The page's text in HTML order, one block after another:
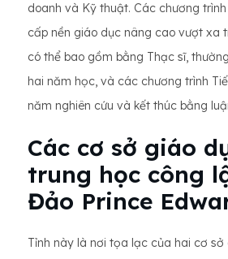
doanh và Kỹ thuật. Các chương
cấp nền giáo dục nâng cao vượt xa
có thể bao gồm bằng Thạc sĩ,
hai năm học, và các chương trình
năm nghiên cứu và kết thúc bằng
Các cơ sở giáo
trung học công
Đảo Prince
Tỉnh này là nơi tọa lạc của hai cơ